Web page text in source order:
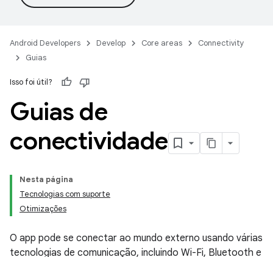
Android Developers Develop Core areas
Connectivity
Guias
Isso foi útil?
Guias de
conectividade
Nesta página
Tecnologias com suporte
Otimizações
O app pode se conectar ao mundo externo usando várias
tecnologias de comunicação, incluindo Wi-Fi, Bluetooth e